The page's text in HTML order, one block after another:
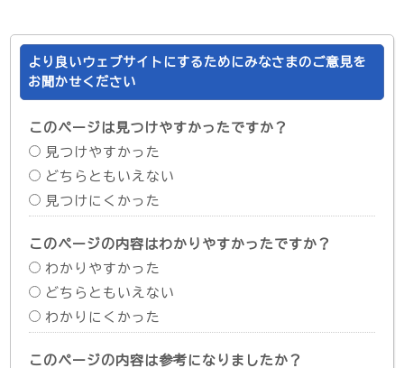
より良いウェブサイトにするためにみなさまのご意見を
お聞かせください
このページは見つけやすかったですか？
見つけやすかった
どちらともいえない
見つけにくかった
このページの内容はわかりやすかったですか？
わかりやすかった
どちらともいえない
わかりにくかった
このページの内容は参考になりましたか？